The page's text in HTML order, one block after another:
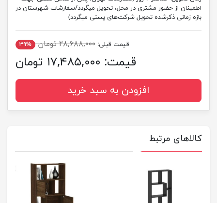
اطمینان از حضور مشتری در محل، تحویل میگردد/سفارشات شهرستان در
بازه زمانی ذکرشده تحویل شرکت‌های پستی میگردد)
قیمت قبلی: ۲۸,۶۸۸,۰۰۰ تومان ۳۹%
قیمت: ۱۷,۴۸۵,۰۰۰ تومان
افزودن به سبد خرید
کالاهای مرتبط